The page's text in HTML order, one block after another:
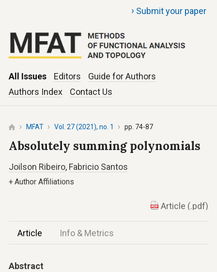
› Submit your paper
All Issues Editors
Guide for Authors
Authors Index
Contact Us
MFAT Vol. 27 (2021), no. 1 pp. 74-87
Absolutely summing polynomials
Joilson Ribeiro, Fabricio Santos
+Author Affiliations
Article (.pdf)
Article Info & Metrics
Abstract